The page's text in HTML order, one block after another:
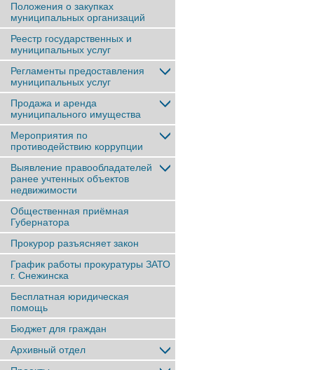
Положения о закупках
муниципальных организаций
Реестр государственных и
муниципальных услуг
Регламенты предоставления
муниципальных услуг
Продажа и аренда
муниципального имущества
Мероприятия по
противодействию коррупции
Выявление правообладателей
ранее учтенныx объектов
недвижимости
Общественная приёмная
Губернатора
Прокурор разъясняет закон
График работы прокуратуры ЗАТО
г. Снежинска
Бесплатная юридическая
помощь
Бюджет для граждан
Архивный отдел